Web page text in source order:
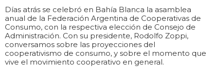
Días atrás se celebró en Bahía Blanca la asamblea
anual de la Federación Argentina de Cooperativas de
Consumo, con la respectiva elección de Consejo de
Administración. Con su presidente, Rodolfo Zoppi,
conversamos sobre las proyecciones del
cooperativismo de consumo, y sobre el momento que
vive el movimiento cooperativo en general.